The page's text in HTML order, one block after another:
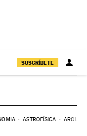
SUSCRÍBETE
ASTROFÍSICA